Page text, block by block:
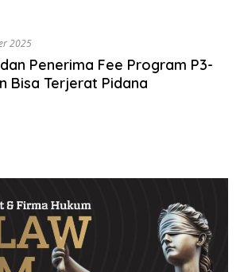
2025
Penerima Fee Program P3-
Bisa Terjerat Pidana